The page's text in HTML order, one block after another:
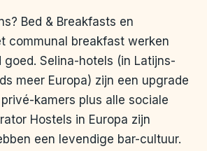
Bed & Breakfasts en
communal breakfast werken
Selina-hotels (in Latijns-
meer Europa) zijn een upgrade
kamers plus alle sociale
Hostels in Europa zijn
een levendige bar-cultuur.